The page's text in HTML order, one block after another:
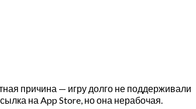
причина — игру долго не поддерживали
на App Store, но она нерабочая.